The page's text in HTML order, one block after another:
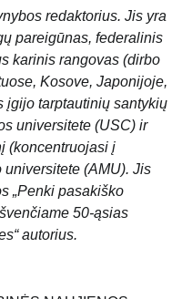
redaktorius. Jis yra
pareigūnas, federalinis
karinis rangovas (dirbo
Kosove, Japonijoje,
įgijo tarptautinių santykių
universitete (USC) ir
(koncentruojasi į
universitete (AMU). Jis
„Penki pasakiško
50-ąsias
autorius.